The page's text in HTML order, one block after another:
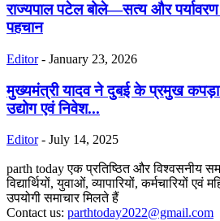
राज्यपाल पटेल बोले—सत्य और
पहचान
Editor - January 23, 2026
मुख्यमंत्री यादव ने दुबई के प्रमुख कपड़ा
उद्योग एवं निवेश...
Editor - July 14, 2025
parth today एक प्रतिष्ठित और विश्वसनीय
विद्यार्थियों, युवाओं, व्यापारियों, कर्मचारियों
उपयोगी समाचार मिलते हैं
Contact us: parthtoday2022@gmail.com